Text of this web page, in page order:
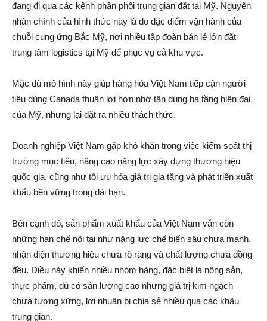
đang đi qua các kênh phân phối trung gian đặt tại Mỹ. Nguyên
nhân chính của hình thức này là do đặc điểm vận hành của
chuỗi cung ứng Bắc Mỹ, nơi nhiều tập đoàn bán lẻ lớn đặt
trung tâm logistics tại Mỹ để phục vụ cả khu vực.
Mặc dù mô hình này giúp hàng hóa Việt Nam tiếp cận người
tiêu dùng Canada thuận lợi hơn nhờ tận dụng hạ tầng hiện đại
của Mỹ, nhưng lại đặt ra nhiều thách thức.
Doanh nghiệp Việt Nam gặp khó khăn trong việc kiểm soát thị
trường mục tiêu, nâng cao năng lực xây dựng thương hiệu
quốc gia, cũng như tối ưu hóa giá trị gia tăng và phát triển xuất
khẩu bền vững trong dài hạn.
Bên cạnh đó, sản phẩm xuất khẩu của Việt Nam vẫn còn
những hạn chế nội tại như năng lực chế biến sâu chưa mạnh,
nhận diện thương hiệu chưa rõ ràng và chất lượng chưa đồng
đều. Điều này khiến nhiều nhóm hàng, đặc biệt là nông sản,
thực phẩm, dù có sản lượng cao nhưng giá trị kim ngạch
chưa tương xứng, lợi nhuận bị chia sẻ nhiều qua các khâu
trung gian.